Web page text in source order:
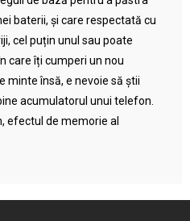
baterii, și care respectată cu
cel puțin unul sau poate
care îți cumperi un nou
minte însă, e nevoie să știi
acumulatorul unui telefon.
efectul de memorie al